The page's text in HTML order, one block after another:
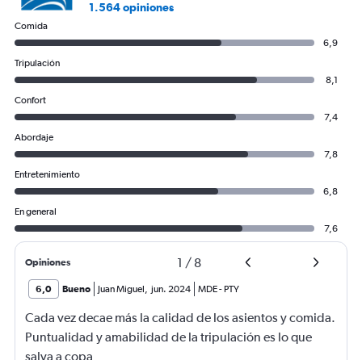
1.564 opiniones
Comida
6,9
Tripulación
8,1
Confort
7,4
Abordaje
7,8
Entretenimiento
6,8
En general
7,6
Opiniones 1 / 8
6,0 Bueno Juan Miguel, jun. 2024 MDE- PTY
Cada vez decae más la calidad de los asientos y comida.
Puntualidad y amabilidad de la tripulación es lo que
salva a copa